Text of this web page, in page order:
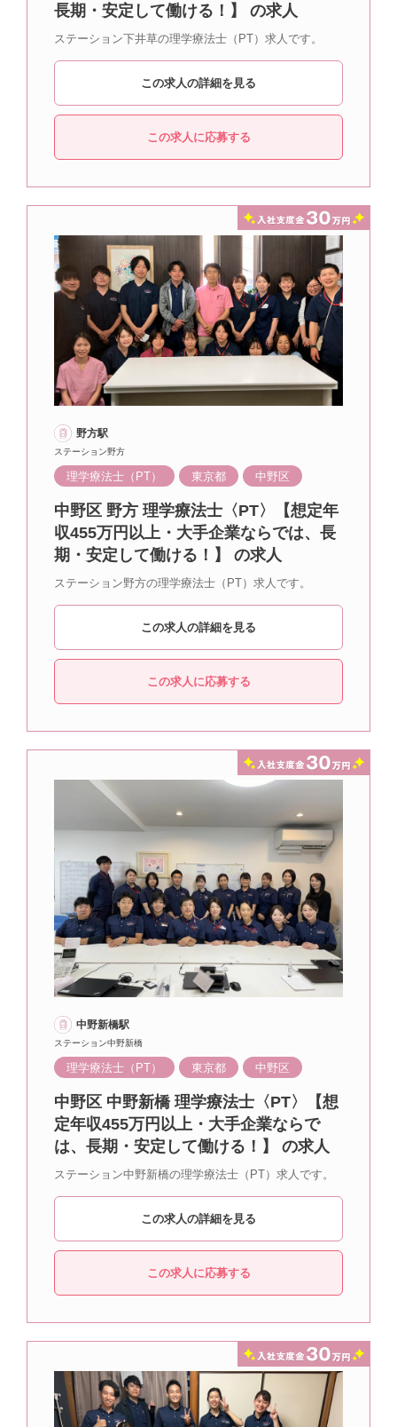
長期・安定して働ける！】 の求人
ステーション下井草の理学療法士（PT）求人です。
この求人の詳細を見る
この求人に応募する
野方駅
ステーション野方
理学療法士（PT） 東京都 中野区
中野区 野方 理学療法士〈PT〉【想定年
収455万円以上・大手企業ならでは、長
期・安定して働ける！】 の求人
ステーション野方の理学療法士（PT）求人です。
この求人の詳細を見る
この求人に応募する
中野新橋駅
ステーション中野新橋
理学療法士（PT） 東京都 中野区
中野区 中野新橋 理学療法士〈PT〉【想
定年収455万円以上・大手企業ならで
は、長期・安定して働ける！】 の求人
ステーション中野新橋の理学療法士（PT）求人です。
この求人の詳細を見る
この求人に応募する